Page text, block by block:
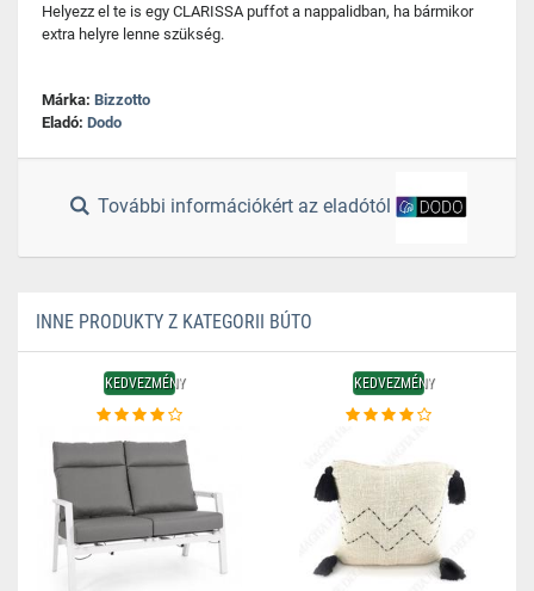
Helyezz el te is egy CLARISSA puffot a nappalidban, ha bármikor
extra helyre lenne szükség.
Márka: Bizzotto
Eladó: Dodo
További információkért az eladótól
INNE PRODUKTY Z KATEGORII BÚTO
KEDVEZMÉNY KEDVEZMÉNY